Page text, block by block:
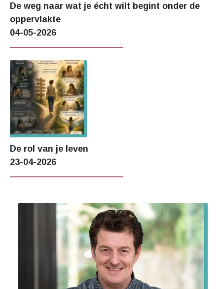
De weg naar wat je écht wilt begint onder de
oppervlakte
04-05-2026
De rol van je leven
23-04-2026